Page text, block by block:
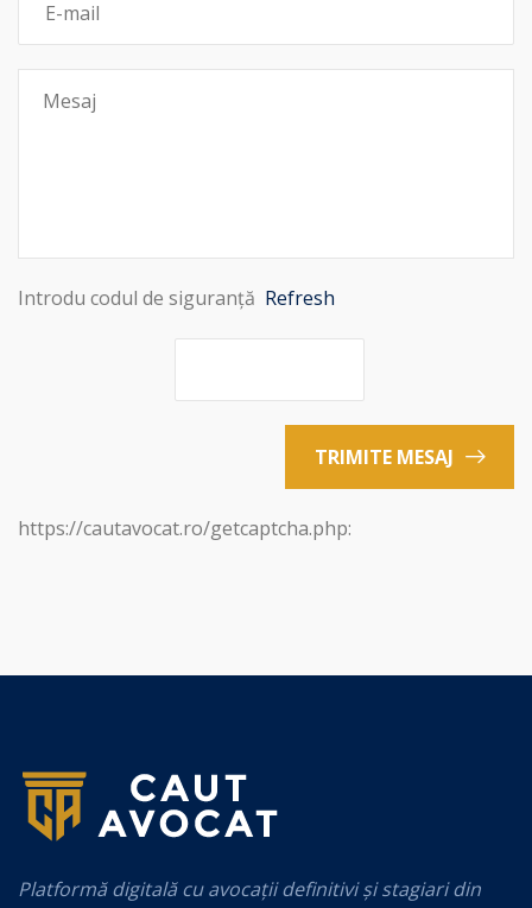
Introdu codul de siguranță Refresh
TRIMITE MESAJ
https://cautavocat.ro/getcaptcha.php:
Platformă digitală cu avocații definitivi și stagiari din